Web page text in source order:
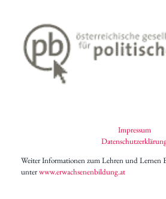
Impressum
Weiter Informationen zum Lehren und Lernen
unterwww.erwachsenenbildung.at